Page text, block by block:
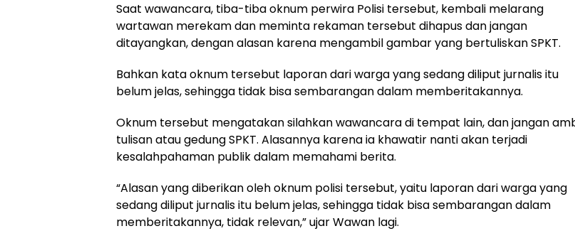
Saat wawancara, tiba-tiba oknum perwira Polisi tersebut, kembali melarang
wartawan merekam dan meminta rekaman tersebut dihapus dan jangan
ditayangkan, dengan alasan karena mengambil gambar yang bertuliskan SPKT.
Bahkan kata oknum tersebut laporan dari warga yang sedang diliput jurnalis itu
belum jelas, sehingga tidak bisa sembarangan dalam memberitakannya.
Oknum tersebut mengatakan silahkan wawancara di tempat lain, dan jangan
tulisan atau gedung SPKT. Alasannya karena ia khawatir nanti akan terjadi
kesalahpahaman publik dalam memahami berita.
“Alasan yang diberikan oleh oknum polisi tersebut, yaitu laporan dari warga yang
sedang diliput jurnalis itu belum jelas, sehingga tidak bisa sembarangan dalam
memberitakannya, tidak relevan,” ujar Wawan lagi.